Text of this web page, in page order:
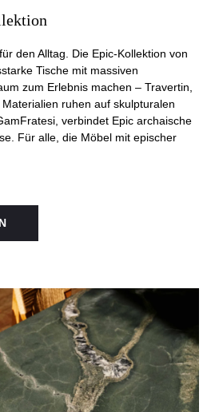
den Alltag. Die Epic-Kollektion von
Tische mit massiven
zum Erlebnis machen – Travertin,
ruhen auf skulpturalen
verbindet Epic archaische
Für alle, die Möbel mit epischer